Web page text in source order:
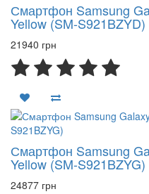
Смартфон Samsung
Yellow (SM-S921BZYD)
21940 грн
Смартфон Samsung
Yellow (SM-S921BZYG)
24877 грн